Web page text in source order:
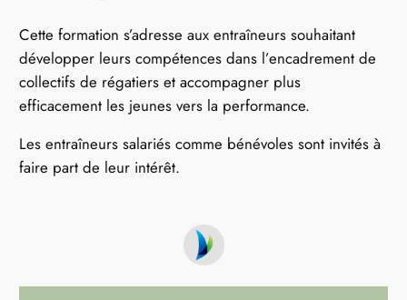
Cette formation s’adresse aux entraîneurs souhaitant
développer leurs compétences dans l’encadrement de
collectifs de régatiers et accompagner plus
efficacement les jeunes vers la performance.
Les entraîneurs salariés comme bénévoles sont invités à
faire part de leur intérêt.